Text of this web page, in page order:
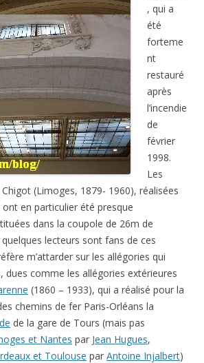
, qui a
été
forteme
nt
restauré
après
l’incendie
de
février
1998.
Les
(Limoges, 1879- 1960), réalisées
en particulier été presque
dans la coupole de 26m de
lecteurs sont fans de ces
m’attarder sur les allégories qui
dues comme les allégories extérieures
(1860 – 1933), qui a réalisé pour la
chemins de fer Paris-Orléans la
de la gare de Tours (mais pas
et Nantes par Jean Hugues,
et Toulouse par Antoine Injalbert)